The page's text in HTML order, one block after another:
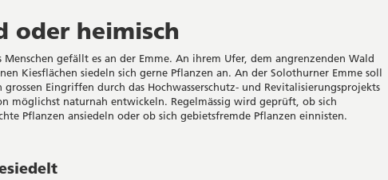
oder heimisch
Menschen gefällt es an der Emme. An ihrem Ufer, dem angrenzenden Wald
Kiesflächen siedeln sich gerne Pflanzen an. An der Solothurner Emme soll
grossen Eingriffen durch das Hochwasserschutz- und Revitalisierungsprojekts
möglichst naturnah entwickeln. Regelmässig wird geprüft, ob sich
Pflanzen ansiedeln oder ob sich gebietsfremde Pflanzen einnisten.